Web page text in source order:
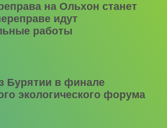
на Ольхон станет
идут
работы
Бурятии в финале
экологического форума